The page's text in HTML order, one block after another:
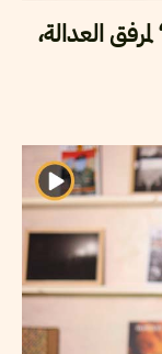
العدالة،